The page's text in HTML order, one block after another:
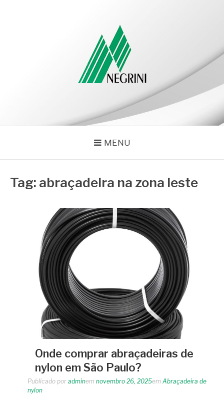
MENU
Tag: abraçadeira na zona leste
Onde comprar abraçadeiras de
nylon em São Paulo?
Publicado por adminem novembro 26, 2025em Abraçadeira de
nylon